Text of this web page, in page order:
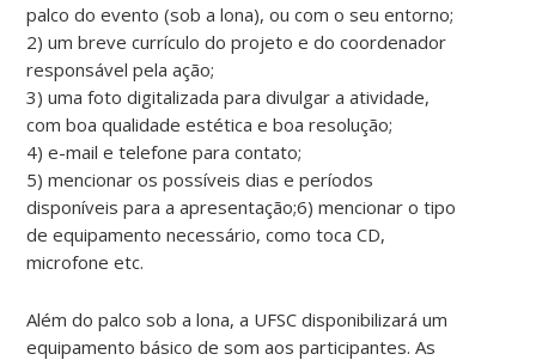
palco do evento (sob a lona), ou com o seu entorno;
2) um breve currículo do projeto e do coordenador
responsável pela ação;
3) uma foto digitalizada para divulgar a atividade,
com boa qualidade estética e boa resolução;
4) e-mail e telefone para contato;
5) mencionar os possíveis dias e períodos
disponíveis para a apresentação;6) mencionar o tipo
de equipamento necessário, como toca CD,
microfone etc.
Além do palco sob a lona, a UFSC disponibilizará um
equipamento básico de som aos participantes. As